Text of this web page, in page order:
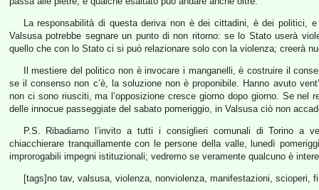
La responsabilità di questa deriva non è dei cittadini, è dei politici,
Valsusa potrebbe segnare un punto di non ritorno: se lo Stato userà
quello che con lo Stato ci si può relazionare solo con la violenza; creerà
Il mestiere del politico non è invocare i manganelli, è costruire il
se il consenso non c’è, la soluzione non è proponibile. Hanno avuto
non ci sono riusciti, ma l’opposizione cresce giorno dopo giorno. Se nel
delle innocue passeggiate del sabato pomeriggio, in Valsusa ciò non
P.S. Ribadiamo l’invito a tutti i consiglieri comunali di Torino a
chiacchierare tranquillamente con le persone della valle, lunedì
improrogabili impegni istituzionali; vedremo se veramente qualcuno è
[tags]no tav, valsusa, violenza, nonviolenza, manifestazioni, scioperi,